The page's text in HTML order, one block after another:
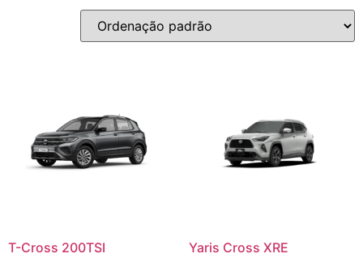
T-Cross 200TSI Yaris Cross XRE